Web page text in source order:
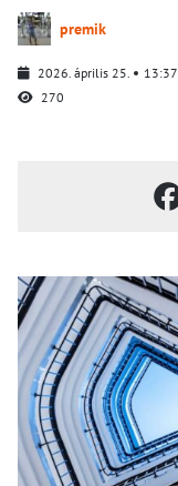
premik
2026. április 25.
13:37
270